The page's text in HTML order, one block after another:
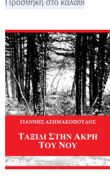
Προσθήκη στο καλάθι